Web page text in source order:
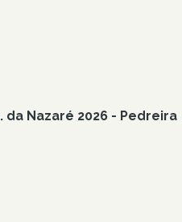
da Nazaré 2026 - Pedreira